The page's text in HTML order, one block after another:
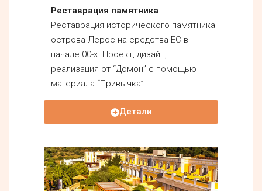
Реставрация памятника
Реставрация исторического памятника
острова Лерос на средства ЕС в
начале 00-х. Проект, дизайн,
реализация от “Домон” с помощью
материала “Привычка”.
Детали